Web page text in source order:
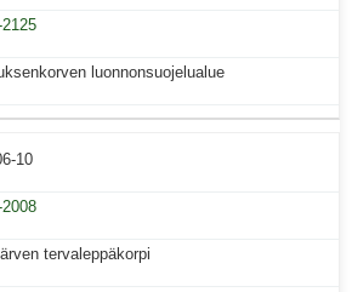
luonnonsuojelualue
10
tervaleppäkorpi